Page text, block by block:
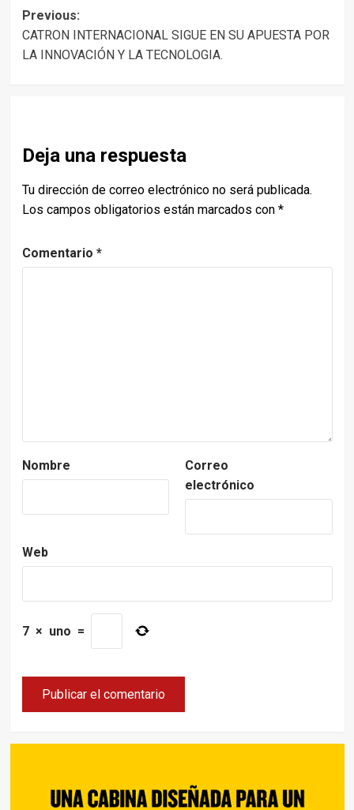
Post
navigation
Previous:
CATRON INTERNACIONAL SIGUE EN SU APUESTA POR
LA INNOVACIÓN Y LA TECNOLOGIA.
Deja una respuesta
Tu dirección de correo electrónico no será publicada.
Los campos obligatorios están marcados con *
Comentario *
Nombre
Correo
electrónico
Web
7 × uno =